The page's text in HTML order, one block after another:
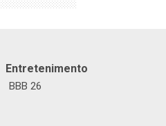
Entretenimento
BBB 26